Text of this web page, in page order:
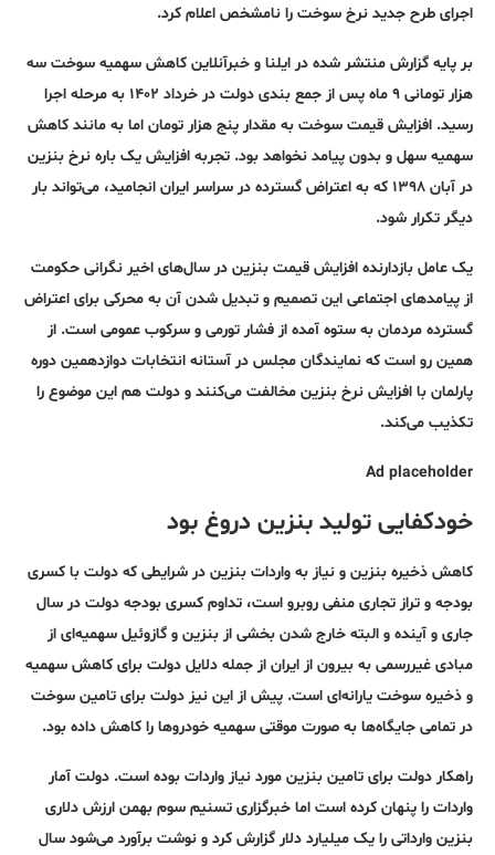
اجرای طرح جدید نرخ سوخت را نامشخص اعلام کرد.
بر پایه گزارش منتشر شده در ایلنا و خبرآنلاین کاهش سهمیه سوخت سه
هزار تومانی ۹ ماه پس از جمع بندی دولت در خرداد ۱۴۰۲ به مرحله اجرا
رسید. افزایش قیمت سوخت به مقدار پنج هزار تومان اما به مانند کاهش
سهمیه سهل و بدون پیامد نخواهد بود. تجربه افزایش یک باره نرخ بنزین
در آبان ۱۳۹۸ که به اعتراض گسترده در سراسر ایران انجامید، می‌تواند بار
دیگر تکرار شود.
یک عامل بازدارنده افزایش قیمت بنزین در سال‌های اخیر نگرانی حکومت
از پیامدهای اجتماعی این تصمیم و تبدیل شدن آن به محرکی برای اعتراض
گسترده مردمان به ستوه آمده از فشار تورمی و سرکوب عمومی است. از
همین رو است که نمایندگان مجلس در آستانه انتخابات دوازدهمین دوره
پارلمان با افزایش نرخ بنزین مخالفت می‌کنند و دولت هم این موضوع را
تکذیب می‌کند.
Ad placeholder
خودکفایی تولید بنزین دروغ بود
کاهش ذخیره بنزین و نیاز به واردات بنزین در شرایطی که دولت با کسری
بودجه و تراز تجاری منفی روبرو است، تداوم کسری بودجه دولت در سال
جاری و آینده و البته خارج شدن بخشی از بنزین و گازوئیل سهمیه‌ای از
مبادی غیررسمی به بیرون از ایران از جمله دلایل دولت برای کاهش سهمیه
و ذخیره سوخت یارانه‌ای است. پیش از این نیز دولت برای تامین سوخت
در تمامی جایگاه‌ها به صورت موقتی سهمیه خودروها را کاهش داده بود.
راهکار دولت برای تامین بنزین مورد نیاز واردات بوده است. دولت آمار
واردات را پنهان کرده است اما خبرگزاری تسنیم سوم بهمن ارزش دلاری
بنزین وارداتی را یک میلیارد دلار گزارش کرد و نوشت برآورد می‌شود سال